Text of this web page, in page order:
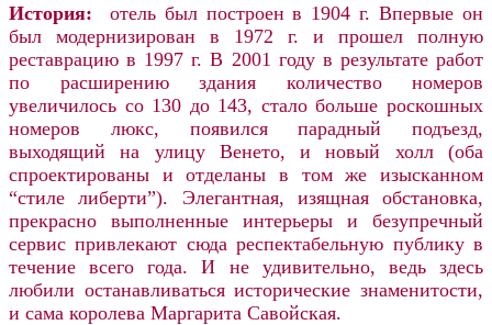
История: отель был построен в 1904 г. Впервые он
был модернизирован в 1972 г. и прошел полную
реставрацию в 1997 г. В 2001 году в результате работ
по расширению здания количество номеров
увеличилось со 130 до 143, стало больше роскошных
номеров люкс, появился парадный подъезд,
выходящий на улицу Венето, и новый холл (оба
спроектированы и отделаны в том же изысканном
“стиле либерти”). Элегантная, изящная обстановка,
прекрасно выполненные интерьеры и безупречный
сервис привлекают сюда респектабельную публику в
течение всего года. И не удивительно, ведь здесь
любили останавливаться исторические знаменитости,
и сама королева Маргарита Савойская.